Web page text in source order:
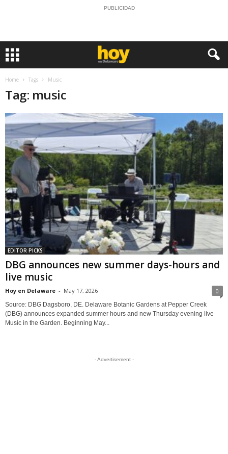
PUBLICIDAD
Home Tags Music
Tag: music
EDITOR PICKS
DBG announces new summer days-hours and
live music
Hoy en Delaware - May 17, 2026 0
Source: DBG Dagsboro, DE. Delaware Botanic Gardens at Pepper Creek
(DBG) announces expanded summer hours and new Thursday evening live
Music in the Garden. Beginning May...
- Advertisement -